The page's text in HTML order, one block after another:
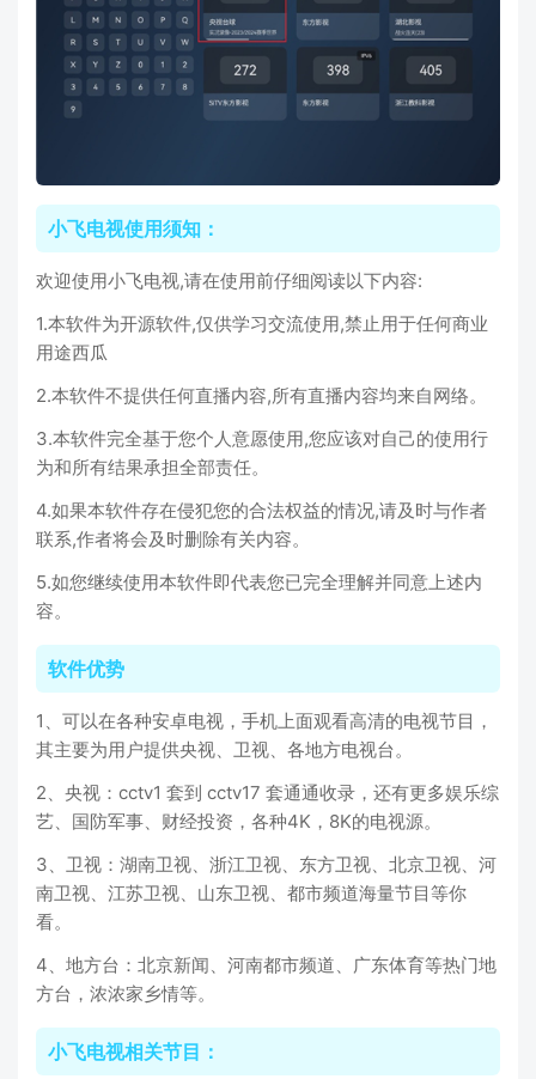
小飞电视使用须知：
欢迎使用小飞电视,请在使用前仔细阅读以下内容:
1.本软件为开源软件,仅供学习交流使用,禁止用于任何商业
用途西瓜
2.本软件不提供任何直播内容,所有直播内容均来自网络。
3.本软件完全基于您个人意愿使用,您应该对自己的使用行
为和所有结果承担全部责任。
4.如果本软件存在侵犯您的合法权益的情况,请及时与作者
联系,作者将会及时删除有关内容。
5.如您继续使用本软件即代表您已完全理解并同意上述内
容。
软件优势
1、可以在各种安卓电视，手机上面观看高清的电视节目，
其主要为用户提供央视、卫视、各地方电视台。
2、央视：cctv1 套到 cctv17 套通通收录，还有更多娱乐综
艺、国防军事、财经投资，各种4K，8K的电视源。
3、卫视：湖南卫视、浙江卫视、东方卫视、北京卫视、河
南卫视、江苏卫视、山东卫视、都市频道海量节目等你
看。
4、地方台：北京新闻、河南都市频道、广东体育等热门地
方台，浓浓家乡情等。
小飞电视相关节目：